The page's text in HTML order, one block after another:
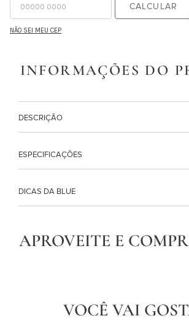
CALCULAR
NÃO SEI MEU CEP
INFORMAÇÕES DO
DESCRIÇÃO
ESPECIFICAÇÕES
DICAS DA BLUE
APROVEITE E
VOCÊ VAI